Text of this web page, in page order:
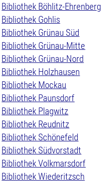
Bibliothek Böhlitz-Ehrenberg
Bibliothek Gohlis
Bibliothek Grünau Süd
Bibliothek Grünau-Mitte
Bibliothek Grünau-Nord
Bibliothek Holzhausen
Bibliothek Mockau
Bibliothek Paunsdorf
Bibliothek Plagwitz
Bibliothek Reudnitz
Bibliothek Schönefeld
Bibliothek Südvorstadt
Bibliothek Volkmarsdorf
Bibliothek Wiederitzsch